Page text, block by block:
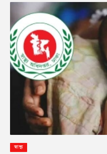
স্বাস্থ্য